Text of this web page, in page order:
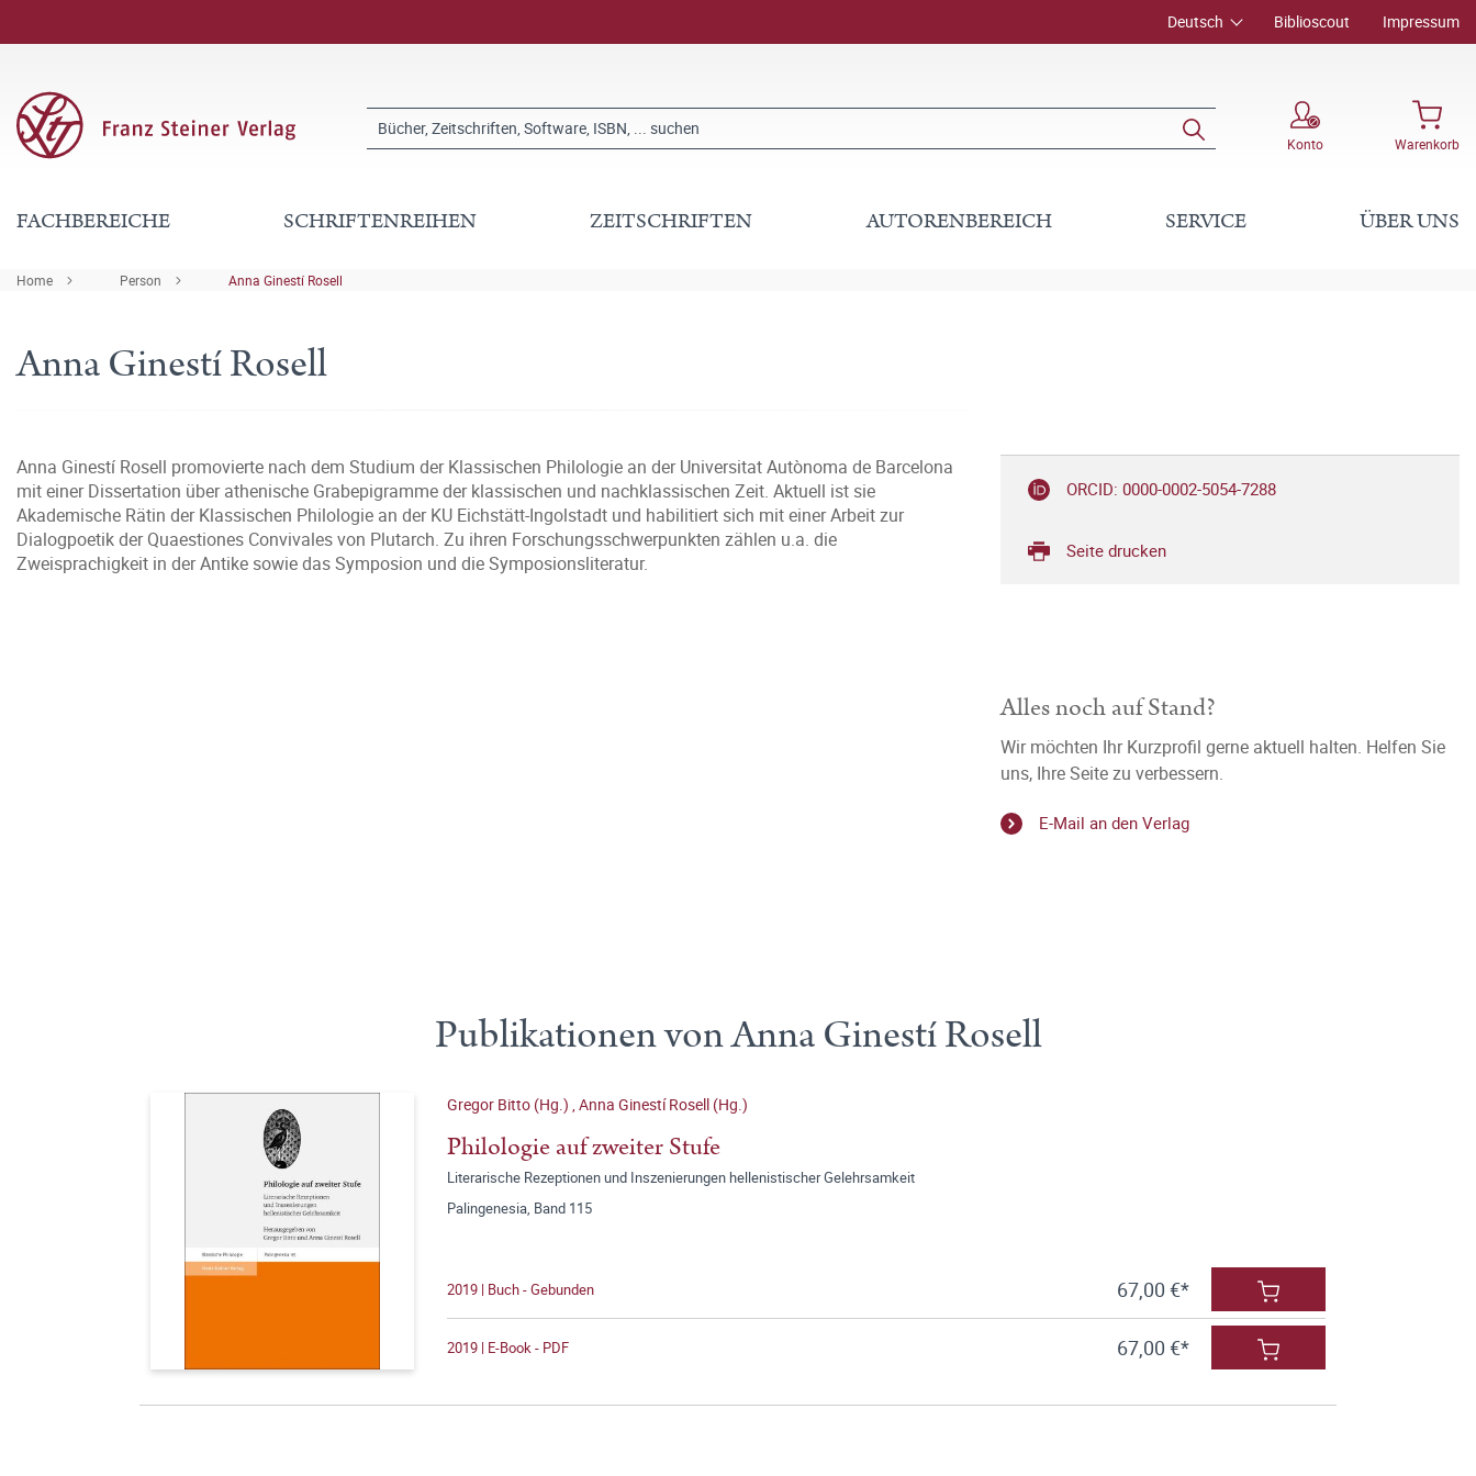
Deutsch Biblioscout Impressum
Konto Warenkorb
FACHBEREICHE SCHRIFTENREIHEN ZEITSCHRIFTEN AUTORENBEREICH SERVICE ÜBER UNS
Home Person Anna Ginestí Rosell
Anna Ginestí Rosell
Anna Ginestí Rosell promovierte nach dem Studium der Klassischen Philologie an der Universitat Autònoma de Barcelona
mit einer Dissertation über athenische Grabepigramme der klassischen und nachklassischen Zeit. Aktuell ist sie
Akademische Rätin der Klassischen Philologie an der KU Eichstätt-Ingolstadt und habilitiert sich mit einer Arbeit zur
Dialogpoetik der Quaestiones Convivales von Plutarch. Zu ihren Forschungsschwerpunkten zählen u.a. die
Zweisprachigkeit in der Antike sowie das Symposion und die Symposionsliteratur.
ORCID: 0000-0002-5054-7288
Seite drucken
Alles noch auf Stand?
Wir möchten Ihr Kurzprofil gerne aktuell halten. Helfen Sie
uns, Ihre Seite zu verbessern.
E-Mail an den Verlag
Publikationen von Anna Ginestí Rosell
Gregor Bitto (Hg.) ,Anna Ginestí Rosell (Hg.)
Philologie auf zweiter Stufe
Literarische Rezeptionen und Inszenierungen hellenistischer Gelehrsamkeit
Palingenesia, Band 115
2019 | Buch - Gebunden 67,00 €*
2019 | E-Book - PDF 67,00 €*